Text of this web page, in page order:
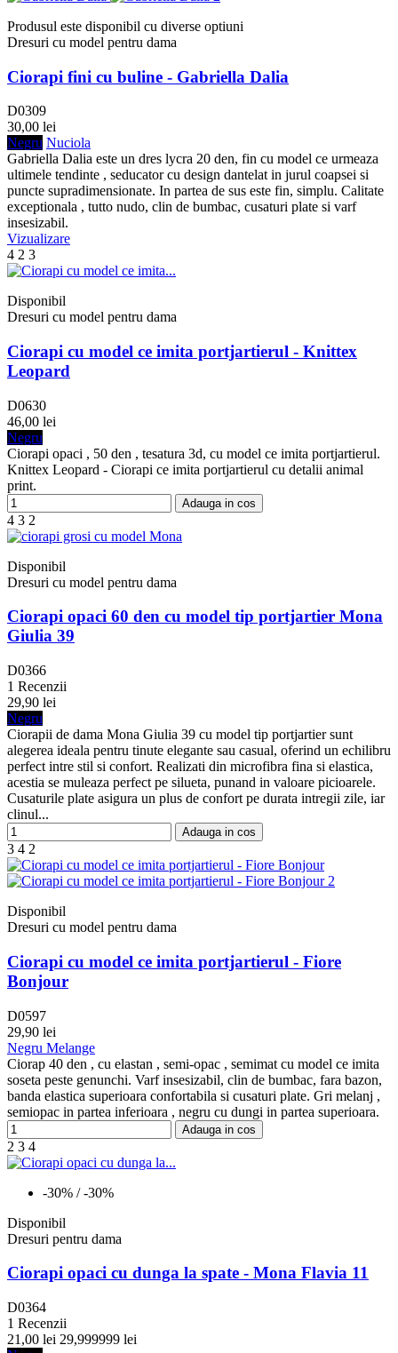
Produsul este disponibil cu diverse optiuni
Dresuri cu model pentru dama
Ciorapi fini cu buline - Gabriella Dalia
D0309
30,00 lei
Negru Nuciola
Gabriella Dalia este un dres lycra 20 den, fin cu model ce urmeaza
ultimele tendinte , seducator cu design dantelat in jurul coapsei si
puncte supradimensionate. In partea de sus este fin, simplu. Calitate
exceptionala , tutto nudo, clin de bumbac, cusaturi plate si varf
insesizabil.
Vizualizare
4 2 3
Disponibil
Dresuri cu model pentru dama
Ciorapi cu model ce imita portjartierul - Knittex
Leopard
D0630
46,00 lei
Negru
Ciorapi opaci , 50 den , tesatura 3d, cu model ce imita portjartierul.
Knittex Leopard - Ciorapi ce imita portjartierul cu detalii animal
print.
Adauga in cos
4 3 2
Disponibil
Dresuri cu model pentru dama
Ciorapi opaci 60 den cu model tip portjartier Mona
Giulia 39
D0366
1 Recenzii
29,90 lei
Negru
Ciorapii de dama Mona Giulia 39 cu model tip portjartier sunt
alegerea ideala pentru tinute elegante sau casual, oferind un echilibru
perfect intre stil si confort. Realizati din microfibra fina si elastica,
acestia se muleaza perfect pe silueta, punand in valoare picioarele.
Cusaturile plate asigura un plus de confort pe durata intregii zile, iar
clinul...
Adauga in cos
3 4 2
Disponibil
Dresuri cu model pentru dama
Ciorapi cu model ce imita portjartierul - Fiore
Bonjour
D0597
29,90 lei
Negru Melange
Ciorap 40 den , cu elastan , semi-opac , semimat cu model ce imita
soseta peste genunchi. Varf insesizabil, clin de bumbac, fara bazon,
banda elastica superioara confortabila si cusaturi plate. Gri melanj ,
semiopac in partea inferioara , negru cu dungi in partea superioara.
Adauga in cos
2 3 4
-30% / -30%
Disponibil
Dresuri pentru dama
Ciorapi opaci cu dunga la spate - Mona Flavia 11
D0364
1 Recenzii
21,00 lei 29,999999 lei